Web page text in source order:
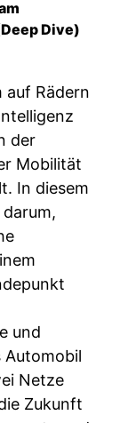
Dive)
Rädern
der
Mobilität
In diesem
und
Automobil
Netze
Zukunft